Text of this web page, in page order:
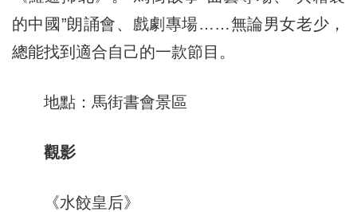
的中國”朗誦會、戲劇專場……無論男女老少，
總能找到適合自己的一款節目。
地點：馬街書會景區
觀影
《水餃皇后》